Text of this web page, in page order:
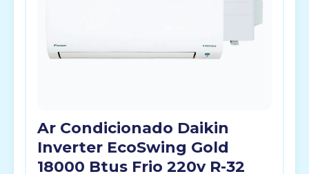
Ar Condicionado Daikin
Inverter EcoSwing Gold
18000 Btus Frio 220v R-32